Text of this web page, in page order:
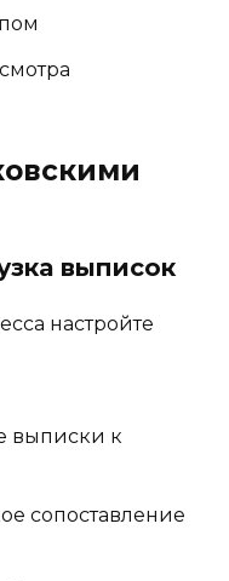
выписок
настройте
выписки к
сопоставление